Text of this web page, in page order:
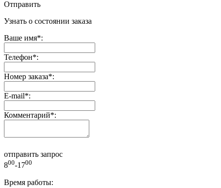
Отправить
Узнать о состоянии заказа
Ваше имя*:
Телефон*:
Номер заказа*:
E-mail*:
Комментарий*:
отправить запрос
800-1700
Время работы: